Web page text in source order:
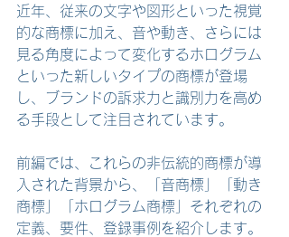
近年、従来の文字や図形といった視覚
的な商標に加え、音や動き、さらには
見る角度によって変化するホログラム
といった新しいタイプの商標が登場
し、ブランドの訴求力と識別力を高め
る手段として注目されています。
前編では、これらの非伝統的商標が導
入された背景から、「音商標」「動き
商標」「ホログラム商標」それぞれの
定義、要件、登録事例を紹介します。